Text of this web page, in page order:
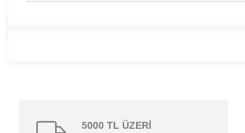
5000 TL ÜZERİ